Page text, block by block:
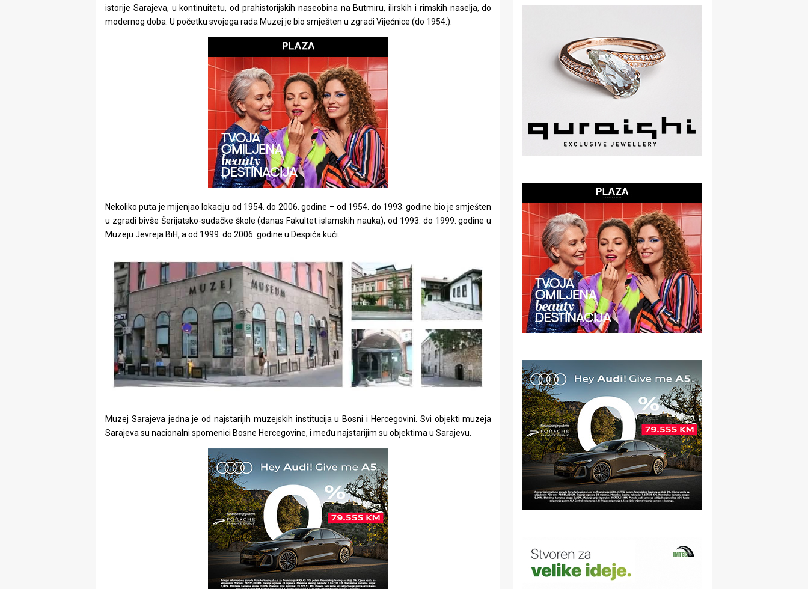
istorije Sarajeva, u kontinuitetu, od prahistorijskih naseobina na Butmiru, ilirskih i rimskih naselja, do
modernog doba. U početku svojega rada Muzej je bio smješten u zgradi Vijećnice (do 1954.).
Nekoliko puta je mijenjao lokaciju od 1954. do 2006. godine – od 1954. do 1993. godine bio je smješten
u zgradi bivše Šerijatsko-sudačke škole (danas Fakultet islamskih nauka), od 1993. do 1999. godine u
Muzeju Jevreja BiH, a od 1999. do 2006. godine u Despića kući.
Muzej Sarajeva jedna je od najstarijih muzejskih institucija u Bosni i Hercegovini. Svi objekti muzeja
Sarajeva su nacionalni spomenici Bosne Hercegovine, i među najstarijim su objektima u Sarajevu.